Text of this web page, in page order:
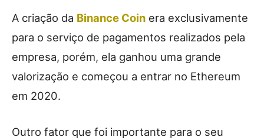
A criação da Binance Coin era exclusivamente
para o serviço de pagamentos realizados pela
empresa, porém, ela ganhou uma grande
valorização e começou a entrar no Ethereum
em 2020.
Outro fator que foi importante para o seu